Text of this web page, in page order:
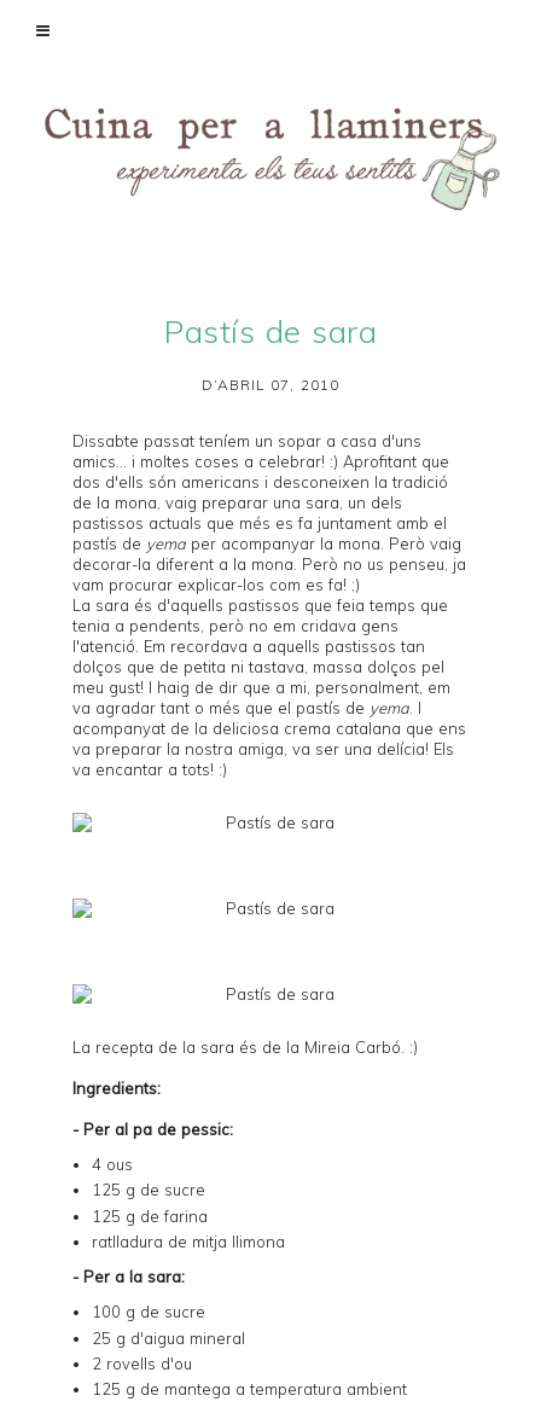
Pastís de sara
D’ABRIL 07, 2010
Dissabte passat teníem un sopar a casa d'uns
amics... i moltes coses a celebrar! :) Aprofitant que
dos d'ells són americans i desconeixen la tradició
de la mona, vaig preparar una sara, un dels
pastissos actuals que més es fa juntament amb el
pastís de yema per acompanyar la mona. Però vaig
decorar-la diferent a la mona. Però no us penseu, ja
vam procurar explicar-los com es fa! ;)
La sara és d'aquells pastissos que feia temps que
tenia a pendents, però no em cridava gens
l'atenció. Em recordava a aquells pastissos tan
dolços que de petita ni tastava, massa dolços pel
meu gust! I haig de dir que a mi, personalment, em
va agradar tant o més que el pastís de yema . I
acompanyat de la deliciosa crema catalana que ens
va preparar la nostra amiga, va ser una delícia! Els
va encantar a tots! :)
La recepta de la sara és de la Mireia Carbó. :)
Ingredients:
- Per al pa de pessic:
4 ous
125 g de sucre
125 g de farina
ratlladura de mitja llimona
- Per a la sara:
100 g de sucre
25 g d'aigua mineral
2 rovells d'ou
125 g de mantega a temperatura ambient